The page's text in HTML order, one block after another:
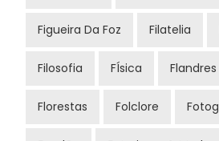
Figueira Da Foz Filatelia
Filosofia FÍsica Flandres
Florestas Folclore